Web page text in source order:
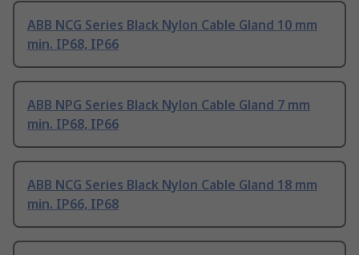
ABB NCG Series Black Nylon Cable Gland 10 mm
min. IP68, IP66
ABB NPG Series Black Nylon Cable Gland 7 mm
min. IP68, IP66
ABB NCG Series Black Nylon Cable Gland 18 mm
min. IP66, IP68